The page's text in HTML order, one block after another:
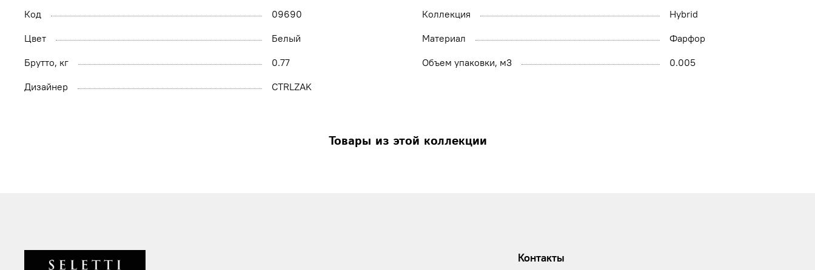
Код 09690 Коллекция
Hybrid
Цвет
Белый Материал
Фарфор
Брутто, кг
0.77 Объем упаковки, м3
0.005
Дизайнер
CTRLZAK
Товары из этой коллекции
Контакты